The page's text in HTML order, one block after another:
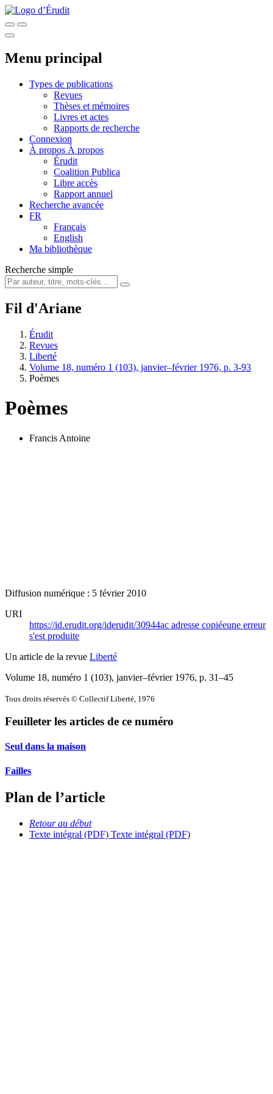
Menu principal
Types de publications
Revues
Thèses et mémoires
Livres et actes
Rapports de recherche
Connexion
À propos À propos
Érudit
Coalition Publica
Libre accès
Rapport annuel
Recherche avancée
FR
Français
English
Ma bibliothèque
Recherche simple
Fil d'Ariane
Érudit
Revues
Liberté
Volume 18, numéro 1 (103), janvier–février 1976, p. 3-93
Poèmes
Poèmes
Francis Antoine
Diffusion numérique : 5 février 2010
URI
https://id.erudit.org/iderudit/30944ac adresse copiéeune erreur
s'est produite
Un article de la revue Liberté
Volume 18, numéro 1 (103), janvier–février 1976, p. 31–45
Tous droits réservés © Collectif Liberté, 1976
Feuilleter les articles de ce numéro
Seul dans la maison
Failles
Plan de l’article
Retour au début
Texte intégral (PDF) Texte intégral (PDF)